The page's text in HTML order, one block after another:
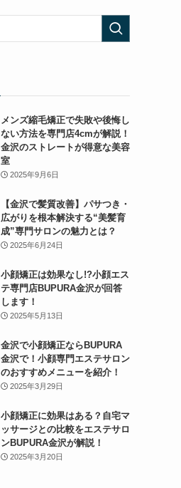
メンズ縮毛矯正で失敗や後悔し
ない方法を専門店4cmが解説！
金沢のストレートが得意な美容
室
2025年9月6日
【金沢で髪質改善】パサつき・
広がりを根本解決する“美髪育
成”専門サロンの魅力とは？
2025年6月24日
小顔矯正は効果なし!?小顔エス
テ専門店BUPURA金沢が回答
します！
2025年5月13日
金沢で小顔矯正ならBUPURA
金沢で！小顔専門エステサロン
のおすすめメニューを紹介！
2025年3月29日
小顔矯正に効果はある？自宅マ
ッサージとの比較をエステサロ
ンBUPURA金沢が解説！
2025年3月20日